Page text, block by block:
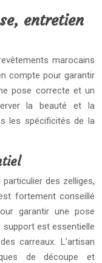
entretien
marocains
compte pour garantir
pose correcte et un
la beauté et la
les spécificités de la
des zelliges,
fortement conseillé
garantir une pose
est essentielle
carreaux. L’artisan
de découpe et